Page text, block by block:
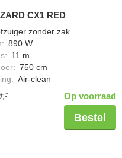
van de Blizzard CX1
Bereid je voor
comfort en de kwaliteit die
alleMiele stofzuigers
CX1 RED
zonder zak
: 890 W
: 11 m
: 750 cm
: Air-clean
Op voorraad
Bestel